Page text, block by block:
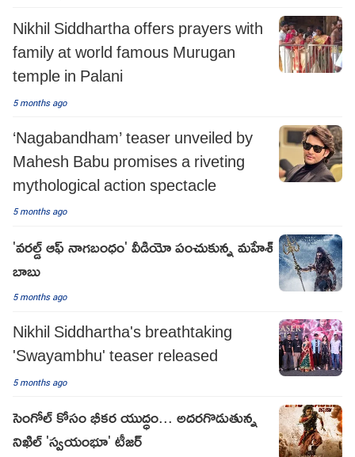
Nikhil Siddhartha offers prayers with
family at world famous Murugan
temple in Palani
5 months ago
‘Nagabandham’ teaser unveiled by
Mahesh Babu promises a riveting
mythological action spectacle
5 months ago
'వరల్డ్ ఆఫ్ నాగబంధం' వీడియో పంచుకున్న మహేశ్
బాబు
5 months ago
Nikhil Siddhartha's breathtaking
'Swayambhu' teaser released
5 months ago
సెంగోల్ కోసం భీకర యుద్ధం... అదరగొడుతున్న
నిఖిల్ 'స్వయంభూ' టీజర్